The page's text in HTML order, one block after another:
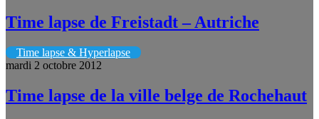
Time lapse de Freistadt – Autriche
Time lapse & Hyperlapse
mardi 2 octobre 2012
Time lapse de la ville belge de Rochehaut